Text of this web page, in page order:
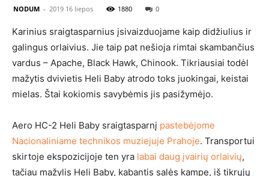
NODUM - 2019 16 liepos 1880 0
Karinius sraigtasparnius įsivaizduojame kaip didžiulius ir
galingus orlaivius. Jie taip pat nešioja rimtai skambančius
vardus – Apache, Black Hawk, Chinook. Tikriausiai todėl
mažytis dvivietis Heli Baby atrodo toks juokingai, keistai
mielas. Štai kokiomis savybėmis jis pasižymėjo.
Aero HC-2 Heli Baby sraigtasparnį pastebėjome
Nacionaliniame technikos muziejuje Prahoje. Transportui
skirtoje ekspozicijoje ten yra labai daug įvairių orlaivių,
tačiau mažylis Heli Baby, kabantis salės kampe, iš tikrųjų